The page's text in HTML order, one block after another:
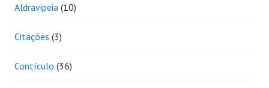
Aldravipeia (10)
Citações (3)
Contículo (36)